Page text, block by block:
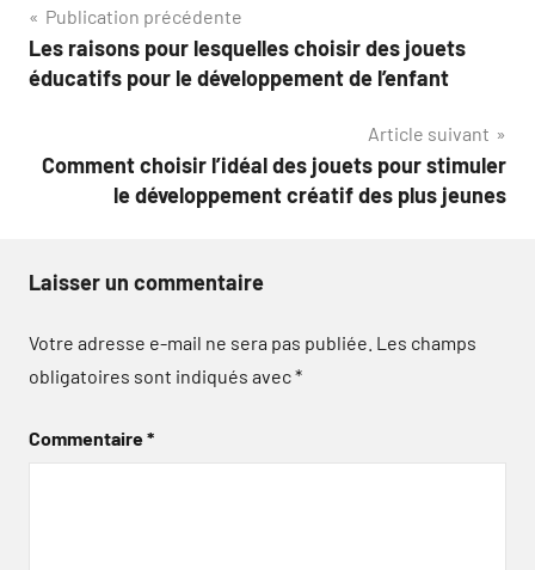
Navigation
de
Publication précédente
Les raisons pour lesquelles choisir des jouets
éducatifs pour le développement de l’enfant
Article suivant
Comment choisir l’idéal des jouets pour stimuler
le développement créatif des plus jeunes
Laisser un commentaire
Votre adresse e-mail ne sera pas publiée. Les champs
obligatoires sont indiqués avec*
Commentaire*